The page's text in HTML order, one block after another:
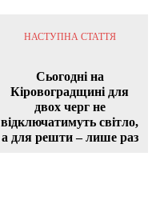
НАСТУПНА СТАТТЯ
Сьогодні на
Кіровоградщині для
двох черг не
відключатимуть світло,
а для решти – лише раз